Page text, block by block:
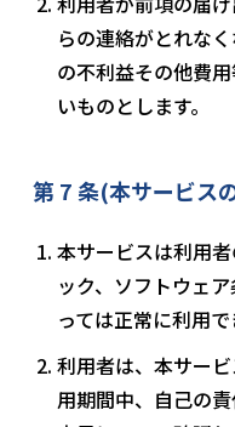
らの連絡がとれな
の不利益その他費
いものとします。
第 7 条(本サービス
本サービスは利用
ック、ソフトウェ
っては正常に利用で
利用者は、本サー
用期間中、自己の